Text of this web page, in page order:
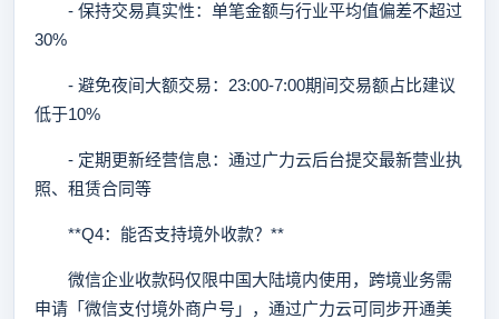
- 保持交易真实性：单笔金额与行业平均值偏差不超过
30%
- 避免夜间大额交易：23:00-7:00期间交易额占比建议
低于10%
- 定期更新经营信息：通过广力云后台提交最新营业执
照、租赁合同等
**Q4：能否支持境外收款？**
微信企业收款码仅限中国大陆境内使用，跨境业务需
申请「微信支付境外商户号」，通过广力云可同步开通美